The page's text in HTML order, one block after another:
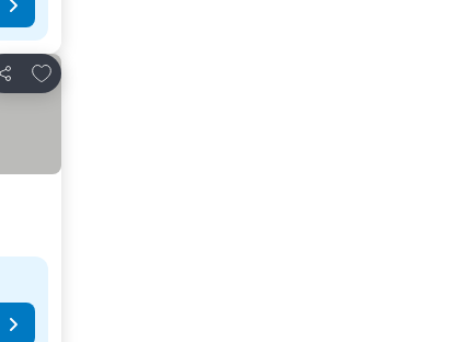
Teilen
Zu Favoriten hinzufügen